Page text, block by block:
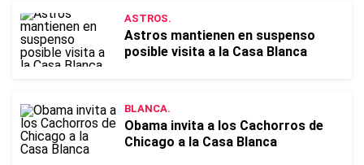
ASTROS.
Astros mantienen en suspenso
posible visita a la Casa Blanca
BLANCA.
Obama invita a los Cachorros de
Chicago a la Casa Blanca